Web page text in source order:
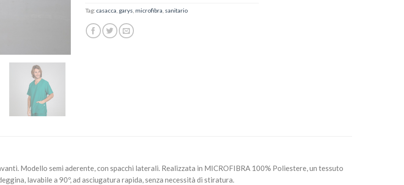
Tag: casacca garys microfibra sanitario
Modello semi aderente, con spacchi laterali. Realizzata in MICROFIBRA 100% Poliestere, un tessuto
lavabile a 90º, ad asciugatura rapida, senza necessità di stiratura.